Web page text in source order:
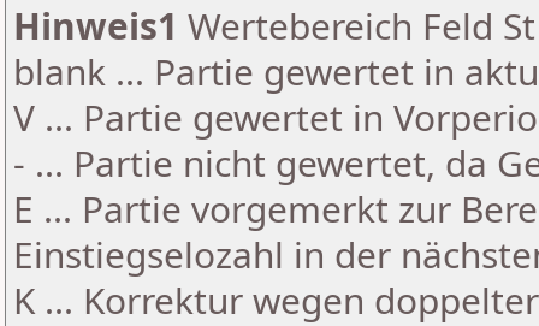
Hinweis1 Wertebereich Feld
blank ... Partie gewertet in
V ... Partie gewertet in
- ... Partie nicht gewertet, da
E ... Partie vorgemerkt zur
Einstiegselozahl in der
K ... Korrektur wegen